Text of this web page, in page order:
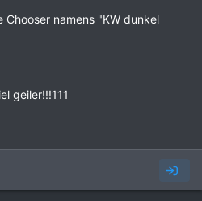
namens "KW dunkel
geiler!!!111